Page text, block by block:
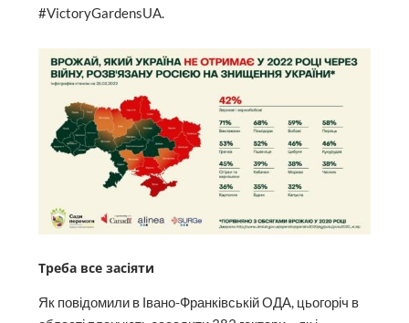
#VictoryGardensUA.
Треба все засіяти
Як повідомили в Івано-Франківській ОДА, цьогоріч в